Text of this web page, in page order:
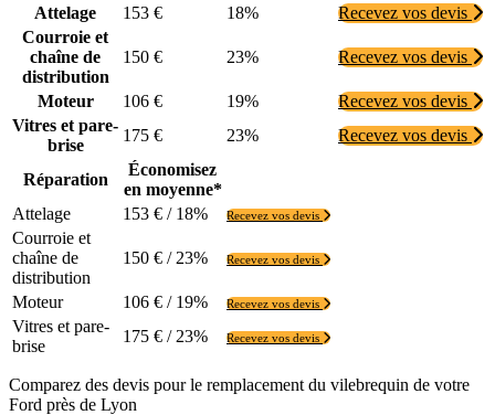
Attelage
153 € 18%
Recevez vos devis
Courroie et
chaîne de
distribution
150 € 23% Recevez vos devis
Moteur 106 € 19%
Recevez vos devis
Vitres et pare-
brise
175 € 23% Recevez vos devis
Réparation
Économisez
en moyenne*
Attelage
153 € / 18% Recevez vos devis
Courroie et
chaîne de
distribution
150 € / 23% Recevez vos devis
Moteur 106 € / 19% Recevez vos devis
Vitres et pare-
brise
175 € / 23% Recevez vos devis
Comparez des devis pour le remplacement du vilebrequin de votre
Ford près de Lyon